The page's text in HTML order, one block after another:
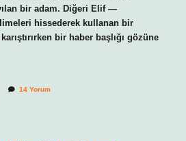
bir adam. Diğeri Elif —
hissederek kullanan bir
bir haber başlığı gözüne
14 Yorum